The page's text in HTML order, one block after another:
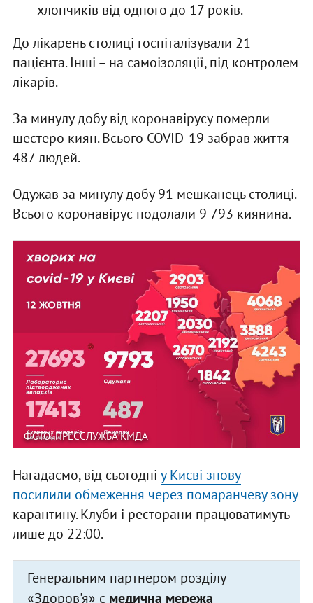
хлопчиків від одного до 17 років.
До лікарень столиці госпіталізували 21
пацієнта. Інші – на самоізоляції, під контролем
лікарів.
За минулу добу від коронавірусу померли
шестеро киян. Всього COVID-19 забрав життя
487 людей.
Одужав за минулу добу 91 мешканець столиці.
Всього коронавірус подолали 9 793 киянина.
ФОТО: ПРЕССЛУЖБА КМДА
Нагадаємо, від сьогодні у Києві знову
посилили обмеження через помаранчеву зону
карантину. Клуби і ресторани працюватимуть
лише до 22:00.
Генеральним партнером розділу
«Здоров'я» є медична мережа